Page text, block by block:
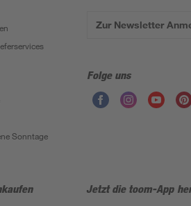
Sonntage
Zur Newsletter
Folge uns
Jetzt die toom-App